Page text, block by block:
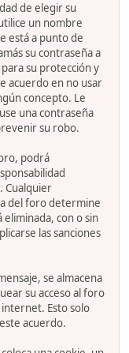
de elegir su
un nombre
está a punto de
su contraseña a
su protección y
acuerdo en no usar
concepto. Le
una contraseña
su robo.
podrá
Cualquier
del foro determine
con o sin
las sanciones
se almacena
su acceso al foro
Esto solo
acuerdo.